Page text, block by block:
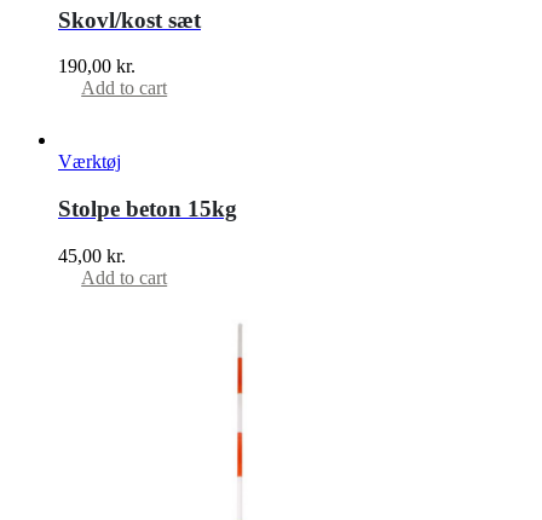
Skovl/kost sæt
190,00 kr.
Add to cart
Værktøj
Stolpe beton 15kg
45,00 kr.
Add to cart